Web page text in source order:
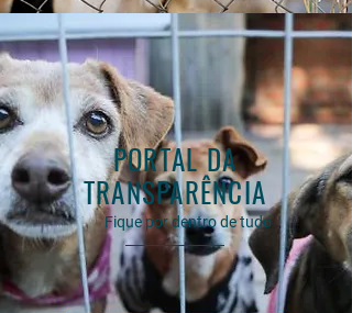
PORTAL DA
TRANSPARÊNCIA
Fique por dentro de tudo